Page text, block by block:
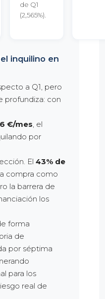
de Q1
(2,565%).
inquilino en
a Q1, pero
profundiza: con
€/mes, el
por
El 43% de
compra como
la barrera de
los
forma
de
por séptima
para los
real de